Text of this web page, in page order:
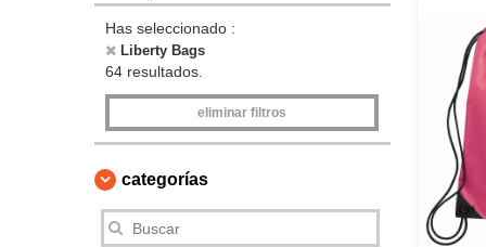
Has seleccionado :
Liberty Bags
64 resultados.
eliminar filtros
categorías